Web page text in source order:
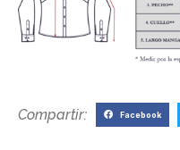
Compartir: Facebook